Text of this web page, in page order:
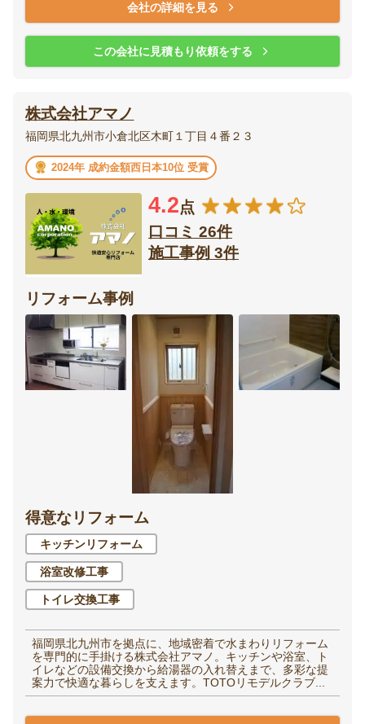
会社の詳細を見る
この会社に見積もり依頼をする
株式会社アマノ
福岡県北九州市小倉北区木町１丁目４番２３
2024年 成約金額西日本10位 受賞
4.2点
口コミ 26件
施工事例 3件
リフォーム事例
得意なリフォーム
キッチンリフォーム
浴室改修工事
トイレ交換工事
福岡県北九州市を拠点に、地域密着で水まわりリフォーム
を専門的に手掛ける株式会社アマノ。キッチンや浴室、ト
イレなどの設備交換から給湯器の入れ替えまで、多彩な提
案力で快適な暮らしを支えます。TOTOリモデルクラブ...